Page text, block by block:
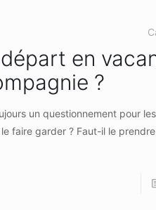
en
?
un questionnement pour les
faire garder ? Faut-il le